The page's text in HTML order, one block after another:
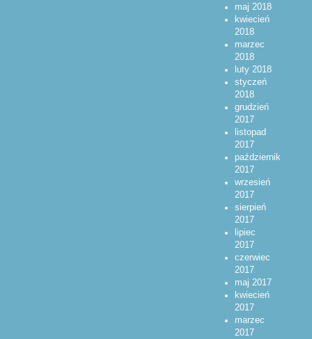
maj 2018
kwiecień
2018
marzec
2018
luty 2018
styczeń
2018
grudzień
2017
listopad
2017
październik
2017
wrzesień
2017
sierpień
2017
lipiec
2017
czerwiec
2017
maj 2017
kwiecień
2017
marzec
2017